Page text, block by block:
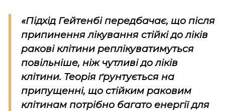
«Підхід Гейтенбі передбачає, що після
припинення лікування стійкі до ліків
ракові клітини реплікуватимуться
повільніше, ніж чутливі до ліків
клітини. Теорія ґрунтується на
припущенні, що стійким раковим
клітинам потрібно багато енергії для